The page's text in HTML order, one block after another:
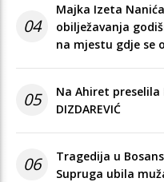
04
Majka Izeta
obilježavanja
na mjestu gdje se
05
Na Ahiret preselila
DIZDAREVIĆ
06
Tragedija u
Supruga ubila